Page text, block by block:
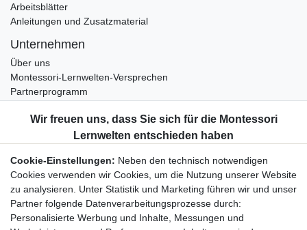
Arbeitsblätter
Anleitungen und Zusatzmaterial
Unternehmen
Über uns
Montessori-Lernwelten-Versprechen
Partnerprogramm
Bestellung widerrufen
Datenschutzerklärung
AGB
Impressum
Aktuelles rund um Montessori-Materialien und
Montessori-Pädagogik.
Cookie-Einstellungen: Neben den technisch notwendigen
Cookies verwenden wir Cookies, um die Nutzung unserer Website
zu analysieren. Unter Statistik und Marketing führen wir und unser
Partner folgende Datenverarbeitungsprozesse durch:
Personalisierte Werbung und Inhalte, Messungen und